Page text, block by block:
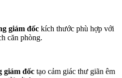
giám đốckích thước phù hợp với
căn phòng.
giám đốc tạo cảm giác thư giãn êm